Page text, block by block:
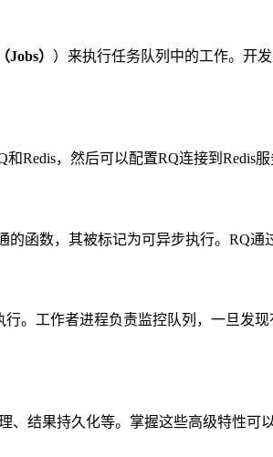
Jobs） ）来执行任务队列中的工作。开
Redis，然后可以配置RQ连接到Redis
函数，其被标记为可异步执行。RQ通
。工作者进程负责监控队列，一旦发现
结果持久化等。掌握这些高级特性